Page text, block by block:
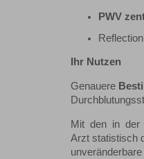
PWV
Ihr Nutzen
Genauere
Mit den in der
Arzt statistisch